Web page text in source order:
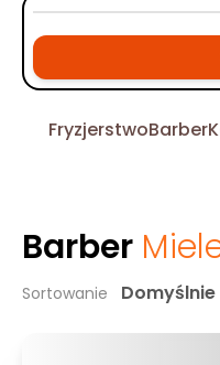
FryzjerstwoBarber
Barber
Sortowanie Domyślnie